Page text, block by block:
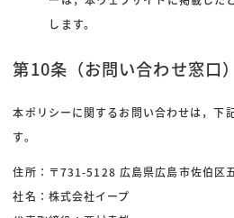
します。
第10条（お問い合わせ窓口）
本ポリシーに関するお問い合わせは，下
す。
住所：〒731-5128 広島県広島市佐伯区
社名：株式会社イープ